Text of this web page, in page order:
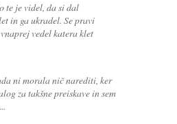
te je videl, da si dal
in ga ukradel. Se pravi
vedel katera klet
ni morala nič narediti, ker
za takšne preiskave in sem